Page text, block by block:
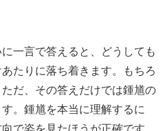
一言で答えると、どうしても
たりに落ち着きます。もちろ
だ、その答えだけでは鍾馗の
。鍾馗を本当に理解するに
で姿を見たほうが正確です。